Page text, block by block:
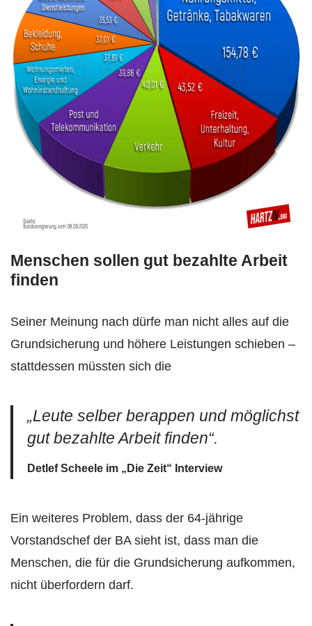
Menschen sollen gut bezahlte Arbeit
finden
Seiner Meinung nach dürfe man nicht alles auf die
Grundsicherung und höhere Leistungen schieben –
stattdessen müssten sich die
„Leute selber berappen und möglichst
gut bezahlte Arbeit finden“.
Detlef Scheele im „Die Zeit“ Interview
Ein weiteres Problem, dass der 64-jährige
Vorstandschef der BA sieht ist, dass man die
Menschen, die für die Grundsicherung aufkommen,
nicht überfordern darf.